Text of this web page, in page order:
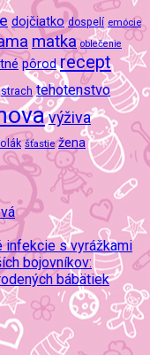
dojčiatko dospelí emócie
matka oblečenie
pôrod recept
strach tehotenstvo
výživa
šťastie žena
infekcie s vyrážkami
bojovníkov:
bábätiek